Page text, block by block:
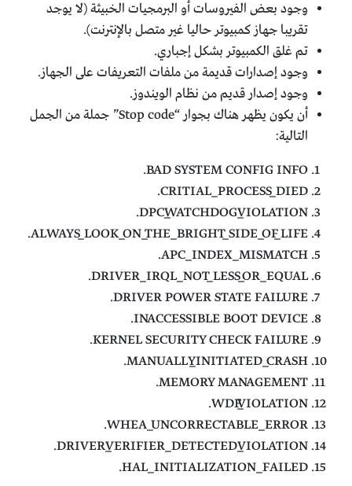
وجود بعض الفيروسات أو البرمجيات الخبيثة (لا يوجد
تقريبا جهاز كمبيوتر حاليا غير متصل بالإنترنت).
تم غلق الكمبيوتر بشكل إجباري.
وجود إصدارات قديمة من ملفات التعريفات على الجهاز.
وجود إصدار قديم من نظام الويندوز.
أن يكون يظهر هناك بجوار “Stop code” جملة من الجمل
التالية:
BAD SYSTEM CONFIG INFO.
CRITIAL_PROCESS_DIED.
DPC_WATCHDOG_VIOLATION.
ALWAYS_LOOK_ON_THE_BRIGHT_SIDE_OF_LIFE.
APC_INDEX_MISMATCH.
DRIVER_IRQL_NOT_LESS_OR_EQUAL.
DRIVER POWER STATE FAILURE.
INACCESSIBLE BOOT DEVICE.
KERNEL SECURITY CHECK FAILURE.
MANUALLY_INITIATED_CRASH.
MEMORY MANAGEMENT.
WDF_VIOLATION.
WHEA_UNCORRECTABLE_ERROR.
DRIVER_VERIFIER_DETECTED_VIOLATION.
HAL_INITIALIZATION_FAILED.